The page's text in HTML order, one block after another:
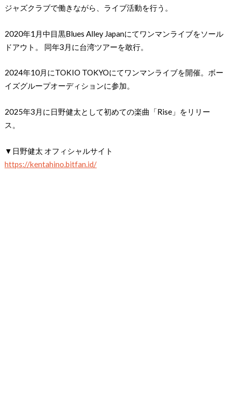
ジャズクラブで働きながら、ライブ活動を行う。
2020年1月中目黒Blues Alley Japanにてワンマンライブをソール
ドアウト。 同年3月に台湾ツアーを敢行。
2024年10月にTOKIO TOKYOにてワンマンライブを開催。ボー
イズグループオーディションに参加。
2025年3月に日野健太として初めての楽曲「Rise」をリリー
ス。
▼日野健太 オフィシャルサイト
https://kentahino.bitfan.id/